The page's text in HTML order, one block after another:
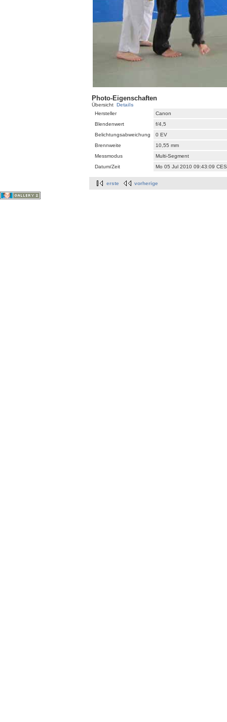
Photo-Eigenschaften
Übersicht Details
Hersteller
Canon
Blendenwert
f/4,5
Belichtungsabweichung
0 EV
Brennweite
10,55 mm
Messmodus
Multi-Segment
Datum/Zeit
Mo 05 Jul 2010 09:43:09
erste vorherige